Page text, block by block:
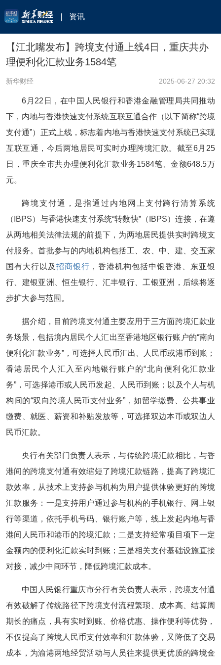
资讯
【江北嘴发布】跨境支付通上线4日，重庆共办
理便利化汇款业务1584笔
新华财经 2025-06-27 20:32
6月22日，在中国人民银行和香港金融管理局共同推动
下，内地与香港快速支付系统互联互通合作（以下简称“跨境
支付通”）正式上线，标志着内地与香港快速支付系统已实现
互联互通，今后两地居民可实时办理跨境汇款。截至6月25
日，重庆全市共办理便利化汇款业务1584笔、金额648.5万
元。
跨境支付通，是指通过内地网上支付跨行清算系统
（IBPS）与香港快速支付系统“转数快”（IBPS）连接，在遵
从两地相关法律法规的前提下，为两地居民提供实时跨境支
付服务。首批参与的内地机构包括工、农、中、建、交五家
国有大行以及 招商银行 ，香港机构包括中银香港、东亚银
行、建银亚洲、恒生银行、汇丰银行、工银亚洲，后续将逐
步扩大参与范围。
据介绍，目前跨境支付通主要应用于三方面跨境汇款业
务场景，包括境内居民个人汇出至香港地区银行账户的“南向
便利化汇款业务”，可选择人民币汇出、人民币或港币到账；
香港居民个人汇入至内地银行账户的“北向便利化汇款业
务”，可选择港币或人民币发起、人民币到账；以及个人与机
构间的“双向跨境人民币支付业务”，如留学缴费、公共事业
缴费、就医、薪资和补贴发放等，可选择双边本币或双边人
民币汇款。
央行有关部门负责人表示，与传统跨境汇款相比，与香
港间的跨境支付通有效缩短了跨境汇款链路，提高了跨境汇
款效率，从技术上支持参与机构为用户提供体验更好的跨境
汇款服务：一是支持用户通过参与机构的手机银行、网上银
行等渠道，依托手机号码、银行账户等，线上发起内地与香
港间人民币和港币的跨境汇款；二是支持经常项目项下一定
金额内的便利化汇款实时到账；三是相关支付基础设施直接
对接，减少中间环节，降低跨境汇款成本。
中国人民银行重庆市分行有关负责人表示，跨境支付通
有效破解了传统路径下跨境支付流程繁琐、成本高、结算周
期长的痛点，具有实时到账、价格优惠、操作便利等优势，
不仅提高了跨境人民币支付效率和汇款体验，又降低了交易
成本，为渝港两地经贸活动与人员往来提供更优质的跨境金